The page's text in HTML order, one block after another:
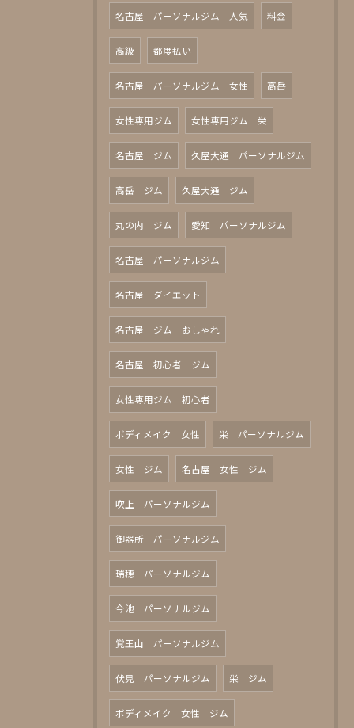
名古屋 パーソナルジム 人気 料金
高級 都度払い
名古屋 パーソナルジム 女性 高岳
女性専用ジム 女性専用ジム 栄
名古屋 ジム 久屋大通 パーソナルジム
高岳 ジム 久屋大通 ジム
丸の内 ジム 愛知 パーソナルジム
名古屋 パーソナルジム
名古屋 ダイエット
名古屋 ジム おしゃれ
名古屋 初心者 ジム
女性専用ジム 初心者
ボディメイク 女性 栄 パーソナルジム
女性 ジム 名古屋 女性 ジム
吹上 パーソナルジム
御器所 パーソナルジム
瑞穂 パーソナルジム
今池 パーソナルジム
覚王山 パーソナルジム
伏見 パーソナルジム 栄 ジム
ボディメイク 女性 ジム